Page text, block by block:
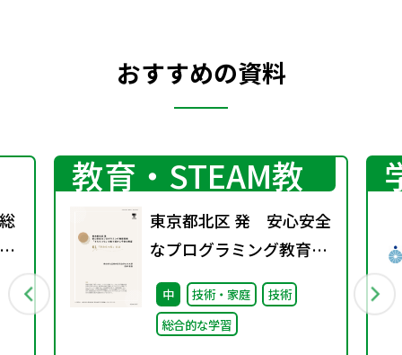
おすすめの資料
教育・STEAM教
育
東京都北区 発 安心安全
なプログラミング教育環
境「きたらっち」の取り
組みと今後の展望
01「きたらっち」とは
中 技術・家庭
技術
総合的な学習